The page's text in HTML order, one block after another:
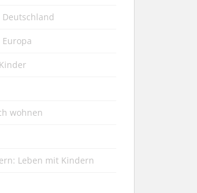
Deutschland
wohnen
Leben mit Kindern